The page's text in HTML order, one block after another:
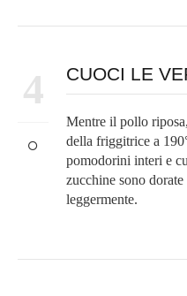
4 CUOCI LE
Mentre il pollo
della friggitrice a
pomodorini interi e
zucchine sono
leggermente.